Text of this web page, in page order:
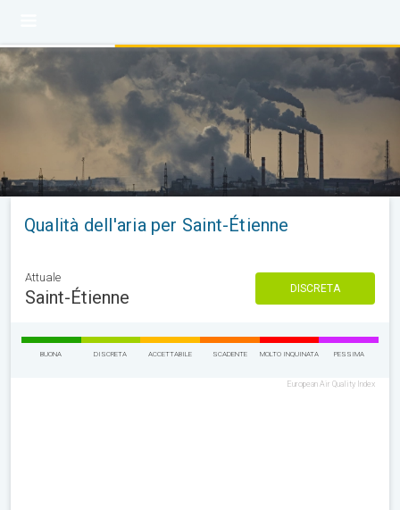
Qualità dell'aria per Saint-Étienne
Attuale
Saint-Étienne DISCRETA
BUONA DISCRETA ACCETTABILE SCADENTE MOLTO INQUINATA PESSIMA
European Air Quality Index